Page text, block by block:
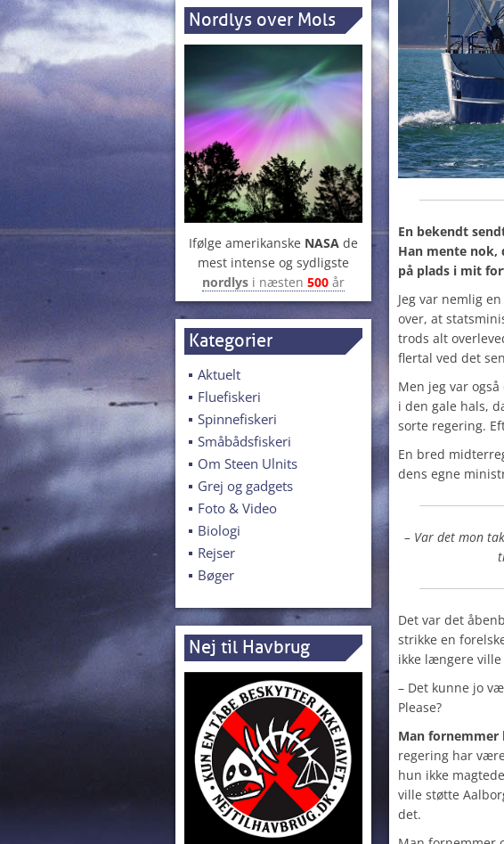
Nordlys over Mols
Ifølge amerikanske NASA de
mest intense og sydligste
nordlys i næsten 500 år
Kategorier
Aktuelt
Fluefiskeri
Spinnefiskeri
Småbådsfiskeri
Om Steen Ulnits
Grej og gadgets
Foto & Video
Biologi
Rejser
Bøger
Nej til Havbrug
En bekendt
Han mente
på plads i mit
Jeg var nemlig
over, at
trods alt
flertal ved det
Men jeg var
i den gale hals,
sorte regering.
En bred
dens egne
– Var det mon
Det var det
strikke en
ikke længere
– Det kunne jo
Please?
Man fornemmer
regering har
hun ikke
ville støtte
det.